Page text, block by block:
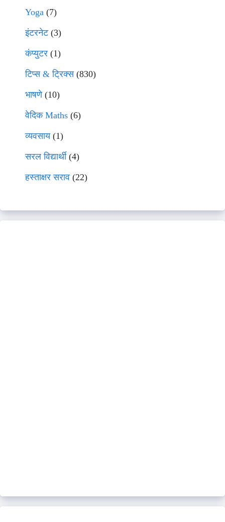
Yoga (7)
इंटरनेट(3)
कंप्युटर (1)
टिप्स & ट्रिक्स(830)
भाषणे(10)
वेदिक Maths (6)
व्यवसाय(1)
सरल विद्यार्थी(4)
हस्ताक्षर सराव (22)